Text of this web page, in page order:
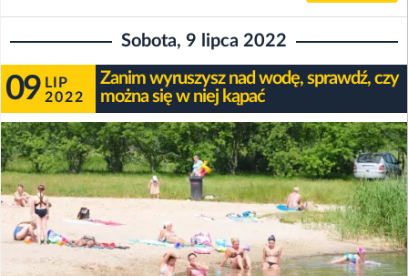
Sobota, 9 lipca 2022
09 LIP
2022
Zanim wyruszysz nad wodę, sprawdź, czy
można się w niej kąpać